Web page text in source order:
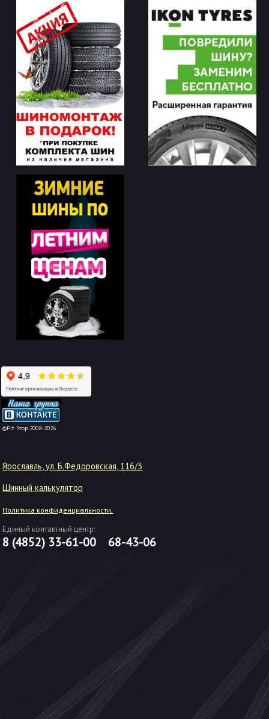
©Pit Stop 2008-2026
-->
Ярославль, ул. Б.Федоровская, 116/3
Шинный калькулятор
Политика конфиденциальности.
Единый контактный центр:
8 (4852) 33-61-00 68-43-06